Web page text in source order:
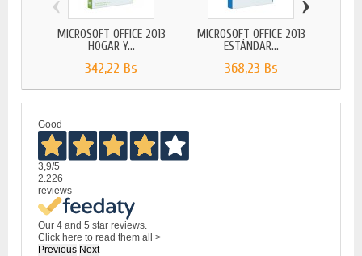
MICROSOFT OFFICE 2013
HOGAR Y...
342,22 Bs
MICROSOFT OFFICE 2013
ESTÁNDAR...
368,23 Bs
Good
3,9/5
2.226
reviews
Our 4 and 5 star reviews.
Click here to read them all >
Previous Next